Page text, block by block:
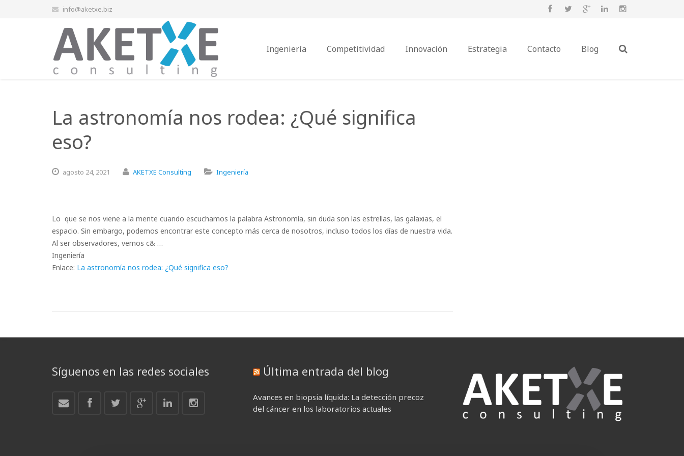
info@aketxe.biz
Ingeniería Competitividad Innovación Estrategia Contacto Blog
La astronomía nos rodea: ¿Qué significa
eso?
agosto 24, 2021 AKETXE Consulting Ingeniería
Lo que se nos viene a la mente cuando escuchamos la palabra Astronomía, sin duda son las estrellas, las galaxias, el
espacio. Sin embargo, podemos encontrar este concepto más cerca de nosotros, incluso todos los días de nuestra vida.
Al ser observadores, vemos c& …
Ingeniería
Enlace: La astronomía nos rodea: ¿Qué significa eso?
Síguenos en las redes sociales Última entrada del blog
Avances en biopsia líquida: La detección precoz
del cáncer en los laboratorios actuales